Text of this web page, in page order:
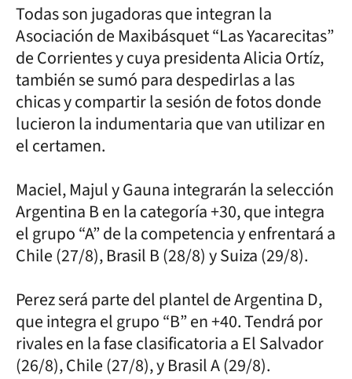
Todas son jugadoras que integran la
Asociación de Maxibásquet “Las Yacarecitas”
de Corrientes y cuya presidenta Alicia Ortíz,
también se sumó para despedirlas a las
chicas y compartir la sesión de fotos donde
lucieron la indumentaria que van utilizar en
el certamen.
Maciel, Majul y Gauna integrarán la selección
Argentina B en la categoría +30, que integra
el grupo “A” de la competencia y enfrentará a
Chile (27/8), Brasil B (28/8) y Suiza (29/8).
Perez será parte del plantel de Argentina D,
que integra el grupo “B” en +40. Tendrá por
rivales en la fase clasificatoria a El Salvador
(26/8), Chile (27/8), y Brasil A (29/8).